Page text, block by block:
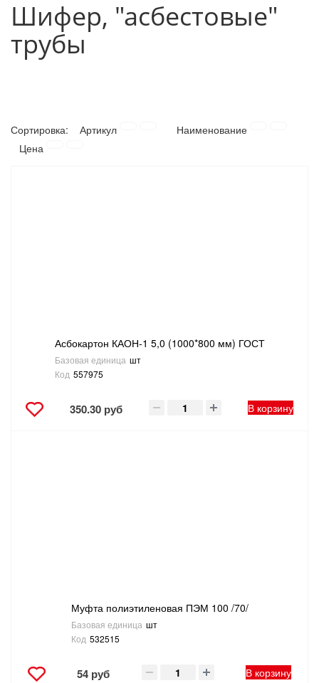
КРЕПЕЖ И СКОБЯНЫЕ ИЗДЕЛИЯ
ПОСУДА
СТРОИТЕЛЬНЫЕ И ОТДЕЛОЧНЫЕ МАТЕРИАЛЫ
Шифер, "асбестовые"
трубы
Сортировка: Артикул
Наименование
Цена
Асбокартон КАОН-1 5,0 (1000*800 мм) ГОСТ
Базовая единица шт
Код 557975
350.30 руб В корзину
Муфта полиэтиленовая ПЭМ 100 /70/
Базовая единица шт
Код 532515
54 руб В корзину